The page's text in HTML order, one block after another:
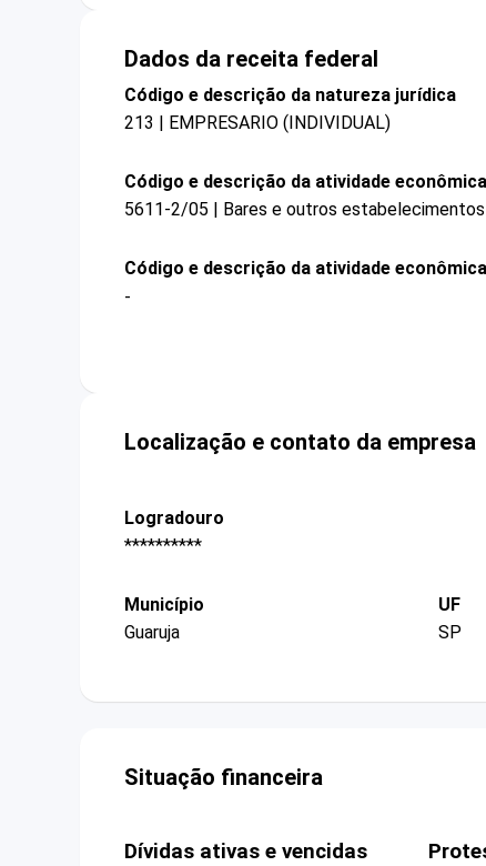
Dados da receita federal
Código e descrição da natureza jurídica
213 | EMPRESARIO (INDIVIDUAL)
Código e descrição da atividade
5611-2/05 | Bares e outros
Código e descrição da atividade
-
Localização e contato da empresa
Logradouro
**********
Município
Guaruja
UF
SP
Situação financeira
Dívidas ativas e vencidas